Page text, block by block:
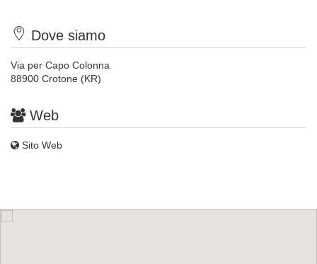
Dove siamo
Via per Capo Colonna
88900 Crotone (KR)
Web
Sito Web